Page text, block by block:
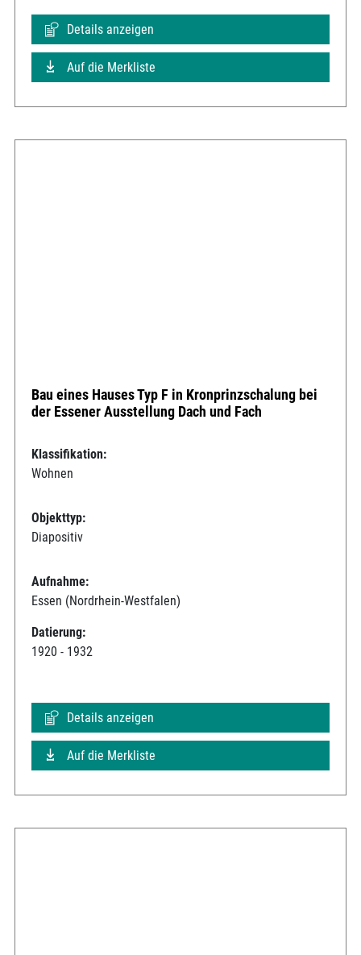
Details anzeigen
Auf die Merkliste
Bau eines Hauses Typ F in Kronprinzschalung bei
der Essener Ausstellung Dach und Fach
Klassifikation:
Wohnen
Objekttyp:
Diapositiv
Aufnahme:
Essen (Nordrhein-Westfalen)
Datierung:
1920 - 1932
Details anzeigen
Auf die Merkliste